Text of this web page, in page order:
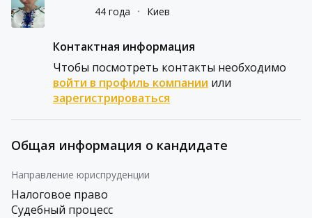
44 года ᛫ Киев
Контактная информация
Чтобы посмотреть контакты необходимо
войти в профиль компании или
зарегистрироваться
Общая информация о кандидате
Направление юриспруденции
Налоговое право
Судебный процесс